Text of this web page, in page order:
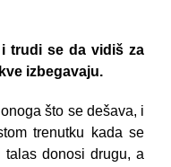
trudi se da vidiš za
izbegavaju.
što se dešava, i
trenutku kada se
donosi drugu, a